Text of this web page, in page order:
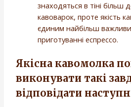
знаходяться в тіні більш
кавоварок, проте якість
єдиним найбільш
приготуванні еспрессо.
Якісна кавомолка
виконувати такі
відповідати